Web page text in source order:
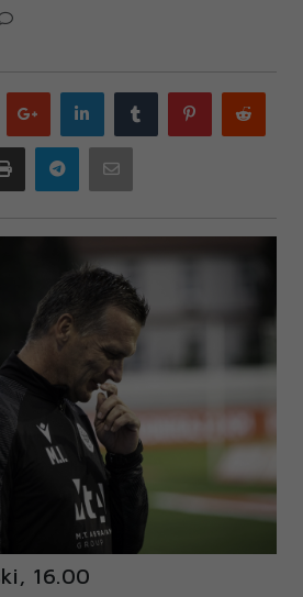
Google
plus
LinkedIn Tumblr Pinterest
Print Telegram
16.00